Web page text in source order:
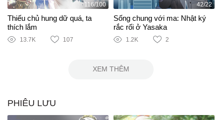
116/100
Thiếu chủ hung dữ quá, ta
thích lắm
13.7K 107
42/22
Sống chung với ma: Nhật ký
rắc rối ở Yasaka
1.2K 2
XEM THÊM
PHIÊU LƯU